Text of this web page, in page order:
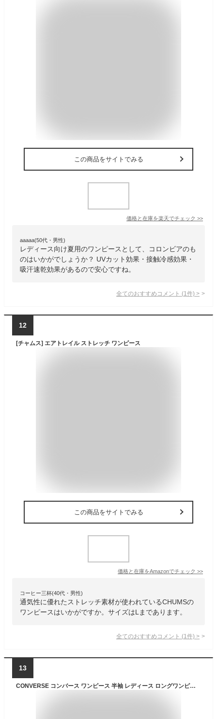
この商品をサイトでみる
価格と在庫を楽天でチェック >>
aaaaa(50代・男性)
レディース向け夏用のワンピースとして、コロンビアのも
のはいかがでしょうか？ UVカット効果・接触冷感効果・
吸汗速乾効果があるので安心ですね。
全てのおすすめコメント (1 件) >
12
[チャムス] エアトレイル ストレッチ ワンピース
この商品をサイトでみる
価格と在庫をAmazonでチェック >>
コーヒー三杯(40代・男性)
通気性に優れたストレッチ素材が使われているCHUMSの
ワンピースはいかがですか。サイズはLまであります。
全てのおすすめコメント (1 件) >
13
CONVERSE コンバース ワンピース 半袖 レディース ロングワンピース 夏 春 吸汗速乾 カジュアル ブランド tシャツワンピース マキシ丈ワンピース ロング tシャツ トップス カットソー tシャツワンピ ゆったり ビッグt 五分袖 綿 マキシ丈 スリット クルーネック 白 黒